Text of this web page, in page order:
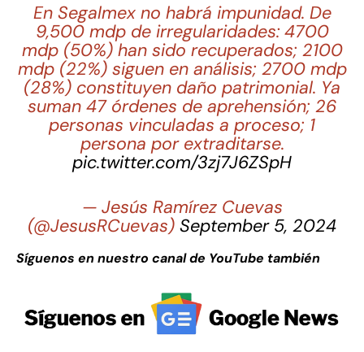
En Segalmex no habrá impunidad. De
9,500 mdp de irregularidades: 4700
mdp (50%) han sido recuperados; 2100
mdp (22%) siguen en análisis; 2700 mdp
(28%) constituyen daño patrimonial. Ya
suman 47 órdenes de aprehensión; 26
personas vinculadas a proceso; 1
persona por extraditarse.
pic.twitter.com/3zj7J6ZSpH
— Jesús Ramírez Cuevas
(@JesusRCuevas) September 5, 2024
Síguenos en nuestro canal de YouTube también